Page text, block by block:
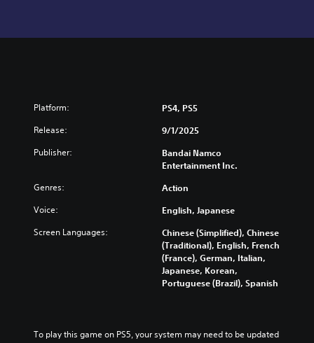
Platform: PS4, PS5
Release: 9/1/2025
Publisher:
Bandai Namco
Entertainment Inc.
Genres: Action
Voice: English, Japanese
Screen Languages:
Chinese (Simplified), Chinese
(Traditional), English, French
(France), German, Italian,
Japanese, Korean,
Portuguese (Brazil), Spanish
To play this game on PS5, your system may need to be updated